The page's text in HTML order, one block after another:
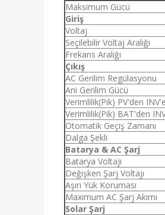
Maksimum Gücü
Giriş
Voltaj
Seçilebilir Voltaj Aralığı
Frekans Aralığı
Çıkış
AC Gerilim Regülasyonu
Ani Gerilim Gücü
Verimlilik(Pik) PV'den INV'e
Verimlilik(Pik) BAT'den
Otomatik Geçiş Zamanı
Dalga Şekli
Batarya & AC Şarj
Batarya Voltajı
Değişken Şarj Voltajı
Aşırı Yük Koruması
Maximum AC Şarj Akımı
Solar Şarj